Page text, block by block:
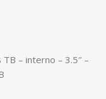
– interno – 3.5″ –